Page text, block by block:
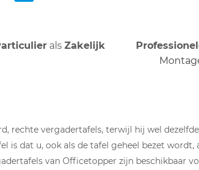
als Zakelijk
rechte vergadertafels, terwijl hij wel
is dat u, ook als de tafel geheel bezet
van Officetopper zijn beschikbaar